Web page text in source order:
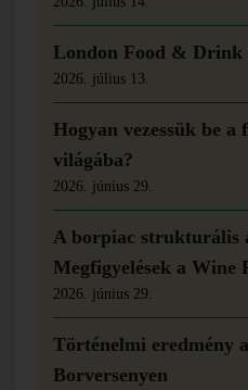
London Food & Drink
2026. július 13.
Hogyan vezessük be
világába?
2026. június 29.
A borpiac strukturális
Megfigyelések a Wine
2026. június 29.
Történelmi eredmény
Borversenyen